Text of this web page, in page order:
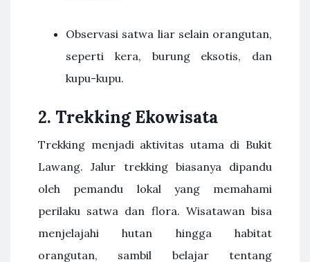
Observasi satwa liar selain orangutan,
seperti kera, burung eksotis, dan
kupu-kupu.
2. Trekking Ekowisata
Trekking menjadi aktivitas utama di Bukit
Lawang. Jalur trekking biasanya dipandu
oleh pemandu lokal yang memahami
perilaku satwa dan flora. Wisatawan bisa
menjelajahi hutan hingga habitat
orangutan, sambil belajar tentang